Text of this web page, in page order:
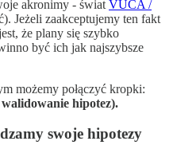
akronimy - świat VUCA /
Jeżeli zaakceptujemy ten fakt
że plany się szybko
być ich jak najszybsze
możemy połączyć kropki:
hipotez).
swoje hipotezy